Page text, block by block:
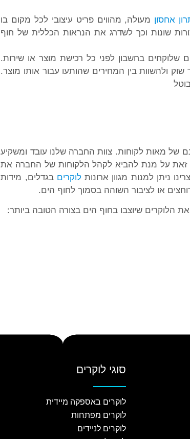
אחסון מעולה, מהווים פריט עיצובי לכל מקום בו
שונות וכך לשדרג את הנראות הכללית של חוף
שלוקחים בחשבון לפני כל רכישת מוצר או שירות.
ולהשוות בין המחירים שהותעו עבור אותו מוצר.
של מאות לקוחות. צוות החברה שלנו עובד ומשקיע
זאת על מנת להביא לקהל הלקוחות של החברה את
ניתן למנות מגוון ארונותלוקרים בגדלים, מידות
או לציבור השוהה בסמוך לחוף הים.
הלוקרים שיוצבו בחוף הים בצורה הטובה ביותר:
סוגי לוקרים
לוקרים באספקה מיידית
לוקרים מפתחות
לוקרים לניידים